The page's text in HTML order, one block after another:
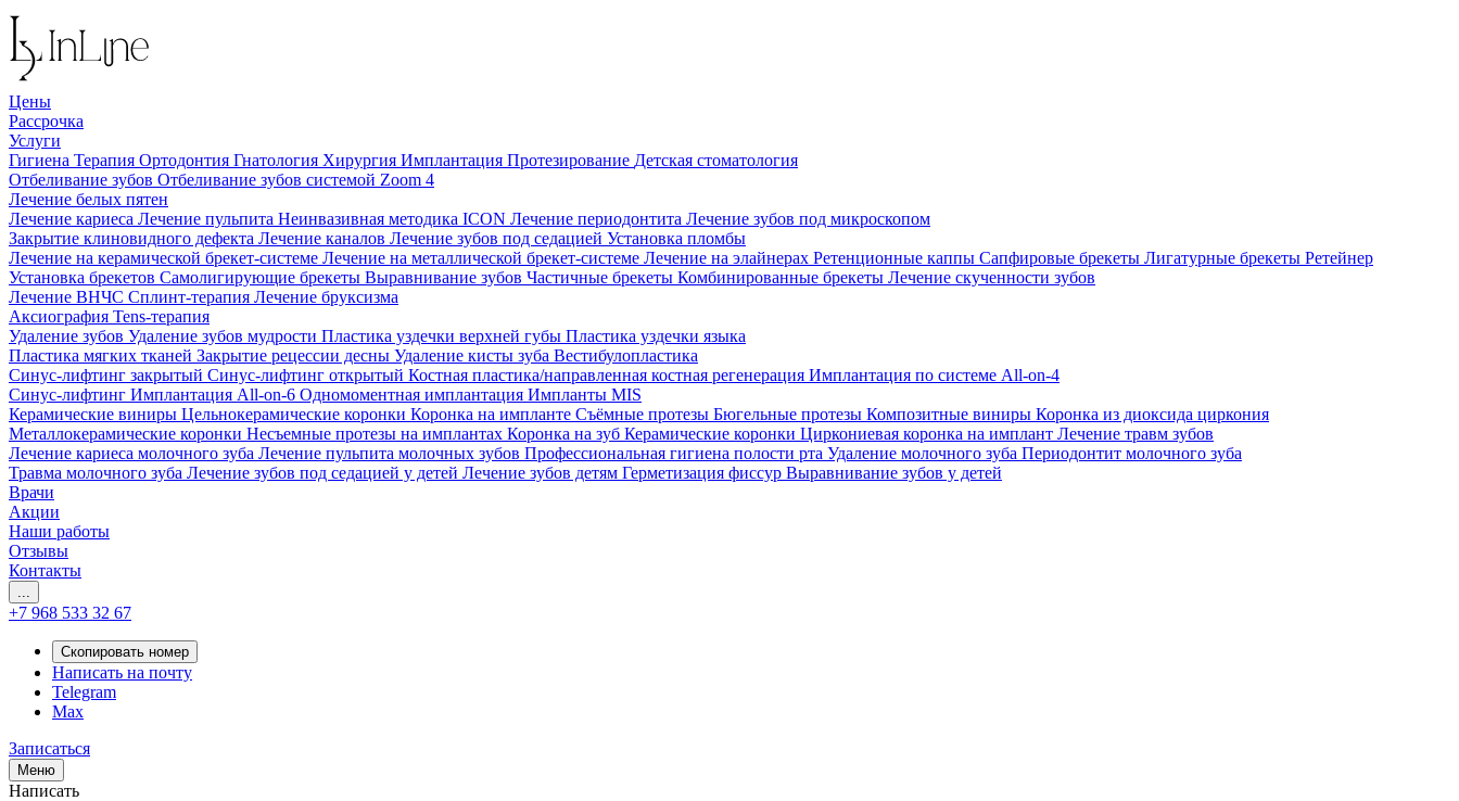
Цены
Рассрочка
Услуги
Гигиена Терапия Ортодонтия Гнатология Хирургия Имплантация Протезирование Детская стоматология
Отбеливание зубов Отбеливание зубов системой Zoom 4
Лечение белых пятен
Лечение кариеса Лечение пульпита Неинвазивная методика ICON Лечение периодонтита Лечение зубов под микроскопом
Закрытие клиновидного дефекта Лечение каналов Лечение зубов под седацией Установка пломбы
Лечение на керамической брекет-системе Лечение на металлической брекет-системе Лечение на элайнерах Ретенционные каппы Сапфировые брекеты Лигатурные брекеты Ретейнер
Установка брекетов Самолигирующие брекеты Выравнивание зубов Частичные брекеты Комбинированные брекеты Лечение скученности зубов
Лечение ВНЧС Сплинт-терапия Лечение бруксизма
Аксиография Tens-терапия
Удаление зубов Удаление зубов мудрости Пластика уздечки верхней губы Пластика уздечки языка
Пластика мягких тканей Закрытие рецессии десны Удаление кисты зуба Вестибулопластика
Синус-лифтинг закрытый Синус-лифтинг открытый Костная пластика/направленная костная регенерация Имплантация по системе All-on-4
Синус-лифтинг Имплантация All-on-6 Одномоментная имплантация Импланты MIS
Керамические виниры Цельнокерамические коронки Коронка на импланте Съёмные протезы Бюгельные протезы Композитные виниры Коронка из диоксида циркония
Металлокерамические коронки Несъемные протезы на имплантах Коронка на зуб Керамические коронки Циркониевая коронка на имплант Лечение травм зубов
Лечение кариеса молочного зуба Лечение пульпита молочных зубов Профессиональная гигиена полости рта Удаление молочного зуба Периодонтит молочного зуба
Травма молочного зуба Лечение зубов под седацией у детей Лечение зубов детям Герметизация фиссур Выравнивание зубов у детей
Врачи
Акции
Наши работы
Отзывы
Контакты
...
+7 968 533 32 67
Скопировать номер
Написать на почту
Telegram
Max
Записаться
Меню
Написать